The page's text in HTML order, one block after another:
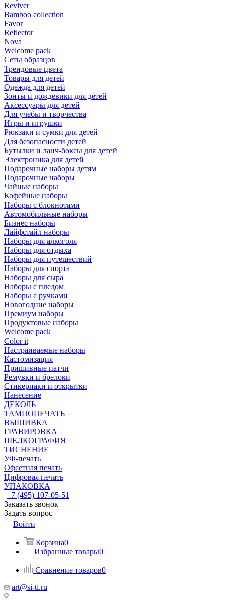
Reviver
Bamboo collection
Favor
Reflector
Nova
Welcome pack
Сеты образцов
Трендовые цвета
Товары для детей
Одежда для детей
Зонты и дождевики для детей
Аксессуары для детей
Для учебы и творчества
Игры и игрушки
Рюкзаки и сумки для детей
Для безопасности детей
Бутылки и ланч-боксы для детей
Электроника для детей
Подарочные наборы детям
Подарочные наборы
Чайные наборы
Кофейные наборы
Наборы с блокнотами
Автомобильные наборы
Бизнес наборы
Лайфстайл наборы
Наборы для алкоголя
Наборы для отдыха
Наборы для путешествий
Наборы для спорта
Наборы для сыра
Наборы с пледом
Наборы с ручками
Новогодние наборы
Премиум наборы
Продуктовые наборы
Welcome pack
Color it
Настраиваемые наборы
Кастомизация
Пришивные патчи
Ремувки и брелоки
Стикерпаки и открытки
Нанесение
ДЕКОЛЬ
ТАМПОПЕЧАТЬ
ВЫШИВКА
ГРАВИРОВКА
ШЕЛКОГРАФИЯ
ТИСНЕНИЕ
УФ-печать
Офсетная печать
Цифровая печать
УПАКОВКА
+7 (495) 107-05-51
Заказать звонок
Задать вопрос
Войти
Корзина0
Избранные товары0
Сравнение товаров0
art@si-ti.ru